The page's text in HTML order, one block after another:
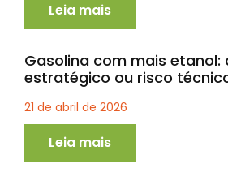
Leia mais
Gasolina com mais etanol:
estratégico ou risco
21 de abril de 2026
Leia mais